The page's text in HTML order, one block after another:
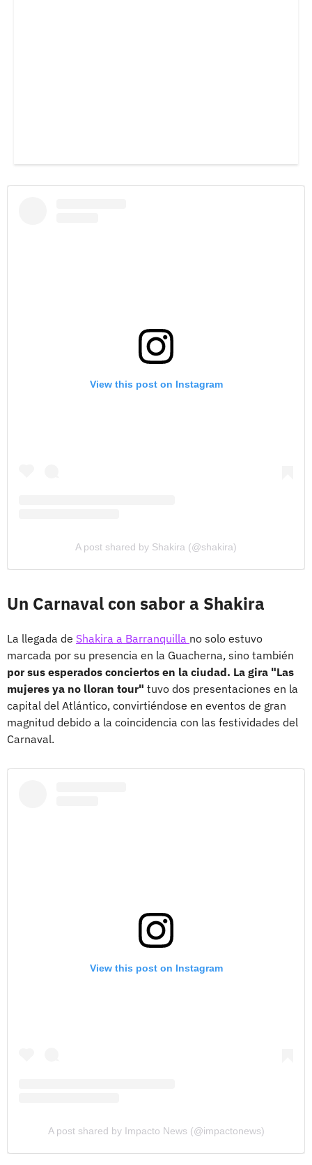
View this post on Instagram
A post shared by Shakira (@shakira)
Un Carnaval con sabor a Shakira
La llegada de Shakira a Barranquilla no solo estuvo
marcada por su presencia en la Guacherna, sino también
por sus esperados conciertos en la ciudad. La gira "Las
mujeres ya no lloran tour" tuvo dos presentaciones en la
capital del Atlántico, convirtiéndose en eventos de gran
magnitud debido a la coincidencia con las festividades del
Carnaval.
View this post on Instagram
A post shared by Impacto News (@impactonews)